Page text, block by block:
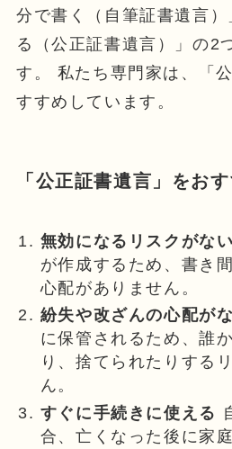
分で書く（自筆証書遺言
る（公正証書遺言）」の2
す。 私たち専門家は、「
すすめしています。
「公正証書遺言」をお
無効になるリスクがない
が作成するため、書き
心配がありません。
紛失や改ざんの心配が
に保管されるため、誰
り、捨てられたりする
ん。
すぐに手続きに使える
合、亡くなった後に家